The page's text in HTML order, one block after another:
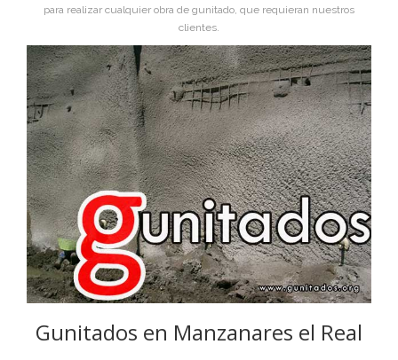
para realizar cualquier obra de gunitado, que requieran nuestros
clientes.
Gunitados en Manzanares el Real